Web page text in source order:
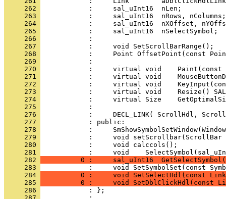
     262
     263
     264
     265
     266
     267
     268
     269
     270
     271
     272
     273
     274
     275
     276
     277
     278
     279
     280
            :     void calccols();
     281
     282
0 :     sal_uInt16
     283
:     void SetSymbolSet(const
     284
0 :     void SetSelectHdl(const
     285
0 :     void SetDblClickHdl(const
     286
            : };